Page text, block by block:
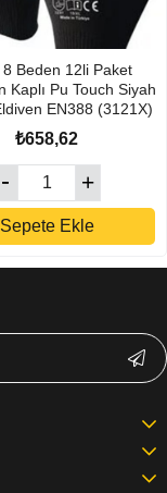
8 Beden 12li Paket
Kaplı Pu Touch Siyah
EN388 (3121X)
₺658,62
Sepete Ekle